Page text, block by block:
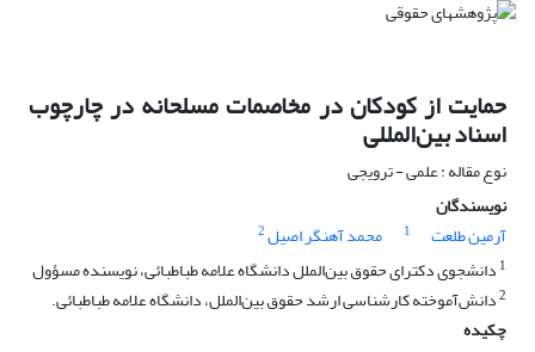
حمایت از کودکان در مخاصمات مسلحانه در چارچوب
اسناد بین‌المللی
نوع مقاله : علمی - ترویجی
نویسندگان
آرمین طلعت
1 محمد آهنگر اصیل2
1 دانشجوی دکترای حقوق بین‌الملل دانشگاه علامه طباطبائی، نویسنده مسؤول
2دانش‌آموخته کارشناسی ارشد حقوق بین‌الملل، دانشگاه علامه طباطبائی.
چکیده